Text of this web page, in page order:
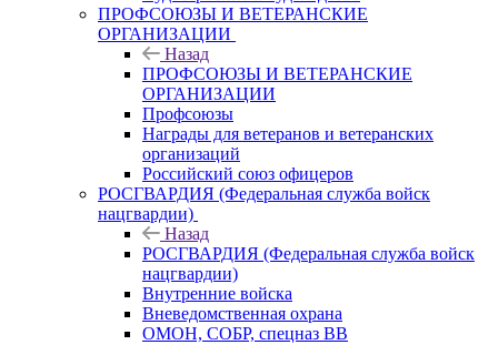
ПРОФСОЮЗЫ И ВЕТЕРАНСКИЕ
ОРГАНИЗАЦИИ
Назад
ПРОФСОЮЗЫ И ВЕТЕРАНСКИЕ
ОРГАНИЗАЦИИ
Профсоюзы
Награды для ветеранов и ветеранских
организаций
Российский союз офицеров
РОСГВАРДИЯ (Федеральная служба войск
нацгвардии)
Назад
РОСГВАРДИЯ (Федеральная служба войск
нацгвардии)
Внутренние войска
Вневедомственная охрана
ОМОН, СОБР, спецназ ВВ